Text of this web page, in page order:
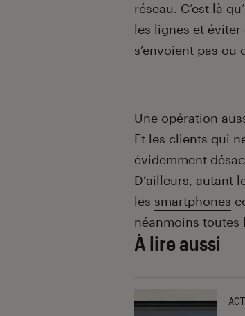
réseau. C’est là
les lignes et éviter
s’envoient pas
Une opération
Et les clients qui
évidemment
D’ailleurs, autant
les smartphones
néanmoins toutes
À lire aussi